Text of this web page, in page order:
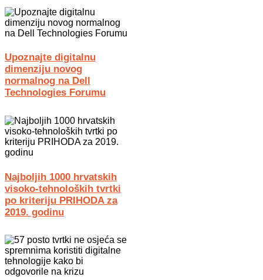
Upoznajte digitalnu
dimenziju novog
normalnog na Dell
Technologies Forumu
Najboljih 1000 hrvatskih
visoko-tehnoloških tvrtki
po kriteriju PRIHODA za
2019. godinu